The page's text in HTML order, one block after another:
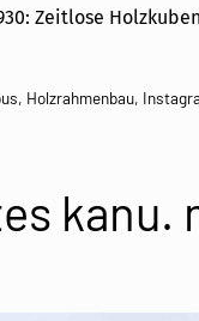
Zeitlose
, Holzrahmenbau,